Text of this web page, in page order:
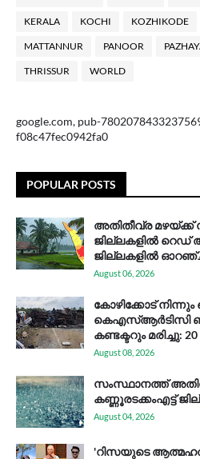
KERALA KOCHI KOZHIKODE
MATTANNUR PANOOR
THRISSUR WORLD
google.com, pub-
f08c47fec0942fa0
POPULAR POSTS
അതിതീവ്ര
ജില്ലകളിൽ റെഡ്
ജില്ലകളിൽ
August 06, 2026
കോഴിക്കോട്
കെഎസ്ആര്‍ടിസി
കണ്ടക്ടറും മരിച്ചു:
August 08, 2026
സം​സ്ഥാ​ന​ത്ത്
കണ്ണൂരടക്കംഎ​ട്ട്
August 04, 2026
'റിസയുടെ